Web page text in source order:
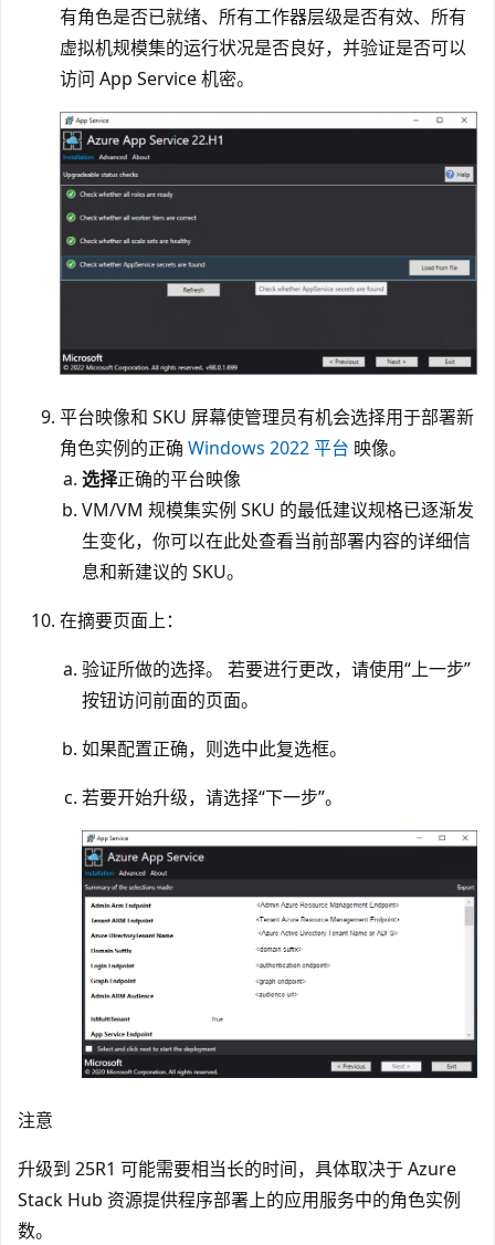
有角色是否已就绪、所有工作器层级是否有效、所有
虚拟机规模集的运行状况是否良好，并验证是否可以
访问 App Service 机密。
平台映像和 SKU 屏幕使管理员有机会选择用于部署新
角色实例的正确 Windows 2022 平台 映像。
选择正确的平台映像
VM/VM 规模集实例 SKU 的最低建议规格已逐渐发
生变化，你可以在此处查看当前部署内容的详细信
息和新建议的 SKU。
在摘要页面上：
验证所做的选择。 若要进行更改，请使用“上一步”
按钮访问前面的页面。
如果配置正确，则选中此复选框。
若要开始升级，请选择“下一步”。
注意
升级到 25R1 可能需要相当长的时间，具体取决于 Azure
Stack Hub 资源提供程序部署上的应用服务中的角色实例
数。